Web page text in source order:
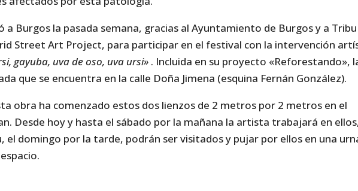
a Burgos la pasada semana, gracias al Ayuntamiento de Burgos y a
Street Art Project, para participar en el festival con la intervención
gayuba, uva de oso, uva ursi». Incluida en su proyecto «Reforestando»,
que se encuentra en la calle Doña Jimena (esquina Fernán González).
obra ha comenzado estos dos lienzos de 2 metros por 2 metros en el
Desde hoy y hasta el sábado por la mañana la artista trabajará en
el domingo por la tarde, podrán ser visitados y pujar por ellos en una